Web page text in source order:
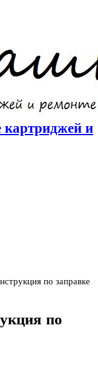
картриджей и
по заправке
по